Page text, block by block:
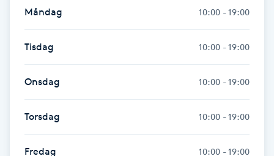
Funktionsanalys
Färgning
Föning
Gel naglar
Måndag 10:00 - 19:00
Tisdag 10:00 - 19:00
Onsdag 10:00 - 19:00
Torsdag 10:00 - 19:00
Fredag 10:00 - 19:00